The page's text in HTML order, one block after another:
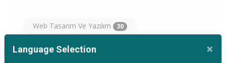
Web Tasarım Ve Yazılım 30
Hosting 31
Language Selection ×